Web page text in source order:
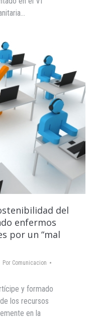
del
enfermos
por un “mal
Por Comunicacion
y formado
los recursos
en la